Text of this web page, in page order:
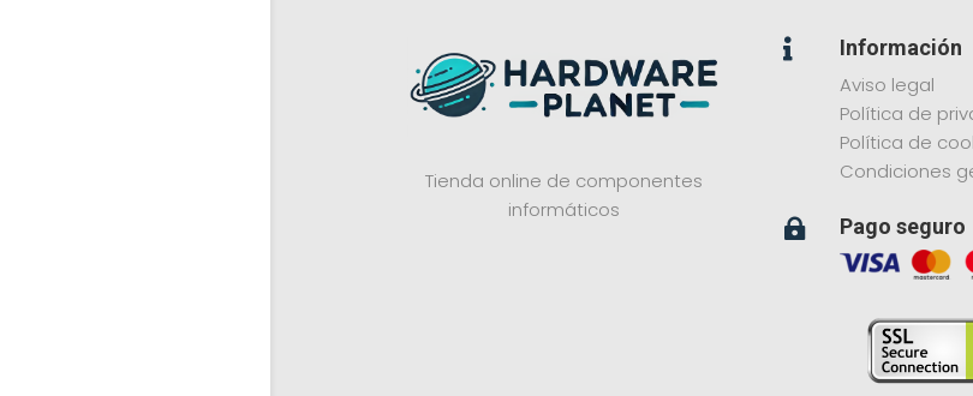
Tienda online de componentes
informáticos

Información
Aviso legal
Política de
Política de
Condiciones
 Pago seguro